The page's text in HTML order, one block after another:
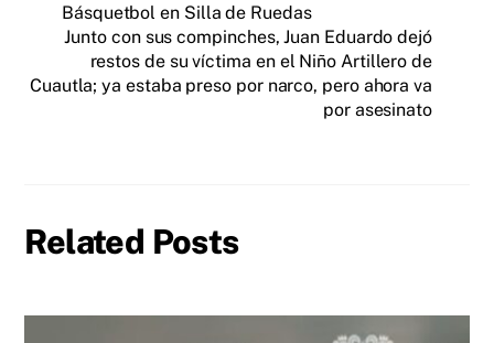
Básquetbol en Silla de Ruedas
Junto con sus compinches, Juan Eduardo dejó
restos de su víctima en el Niño Artillero de
Cuautla; ya estaba preso por narco, pero ahora va
por asesinato
Related Posts